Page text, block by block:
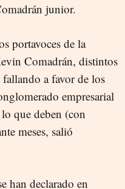
junior.
portavoces de la
Comadrán, distintos
fallando a favor de los
empresarial
que deben (con
meses, salió
han declarado en